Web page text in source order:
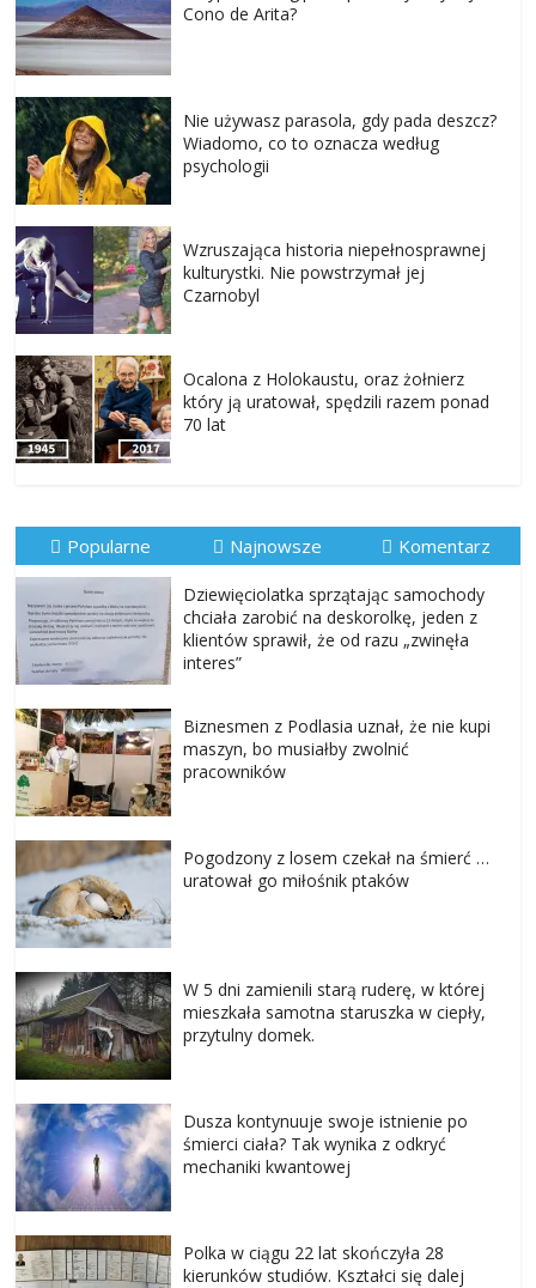
Cono de Arita?
Nie używasz parasola, gdy pada deszcz?
Wiadomo, co to oznacza według
psychologii
Wzruszająca historia niepełnosprawnej
kulturystki. Nie powstrzymał jej
Czarnobyl
Ocalona z Holokaustu, oraz żołnierz
który ją uratował, spędzili razem ponad
70 lat
Popularne Najnowsze Komentarz
Dziewięciolatka sprzątając samochody
chciała zarobić na deskorolkę, jeden z
klientów sprawił, że od razu „zwinęła
interes”
Biznesmen z Podlasia uznał, że nie kupi
maszyn, bo musiałby zwolnić
pracowników
Pogodzony z losem czekał na śmierć …
uratował go miłośnik ptaków
W 5 dni zamienili starą ruderę, w której
mieszkała samotna staruszka w ciepły,
przytulny domek.
Dusza kontynuuje swoje istnienie po
śmierci ciała? Tak wynika z odkryć
mechaniki kwantowej
Polka w ciągu 22 lat skończyła 28
kierunków studiów. Kształci się dalej